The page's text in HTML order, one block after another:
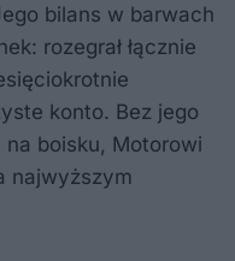
bilans w barwach
rozegrał łącznie
konto. Bez jego
boisku, Motorowi
najwyższym